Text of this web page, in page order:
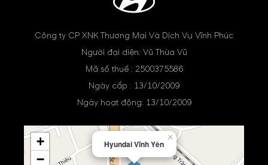
Công ty CP XNK Thương Mại Và Dịch Vụ Vĩnh Phúc
Người đại diện: Vũ Thừa Vũ
Mã số thuế : 2500375586
Ngày cấp : 13/10/2009
Ngày hoạt động: 13/10/2009
Hyundai Vĩnh Yên
×
+
−